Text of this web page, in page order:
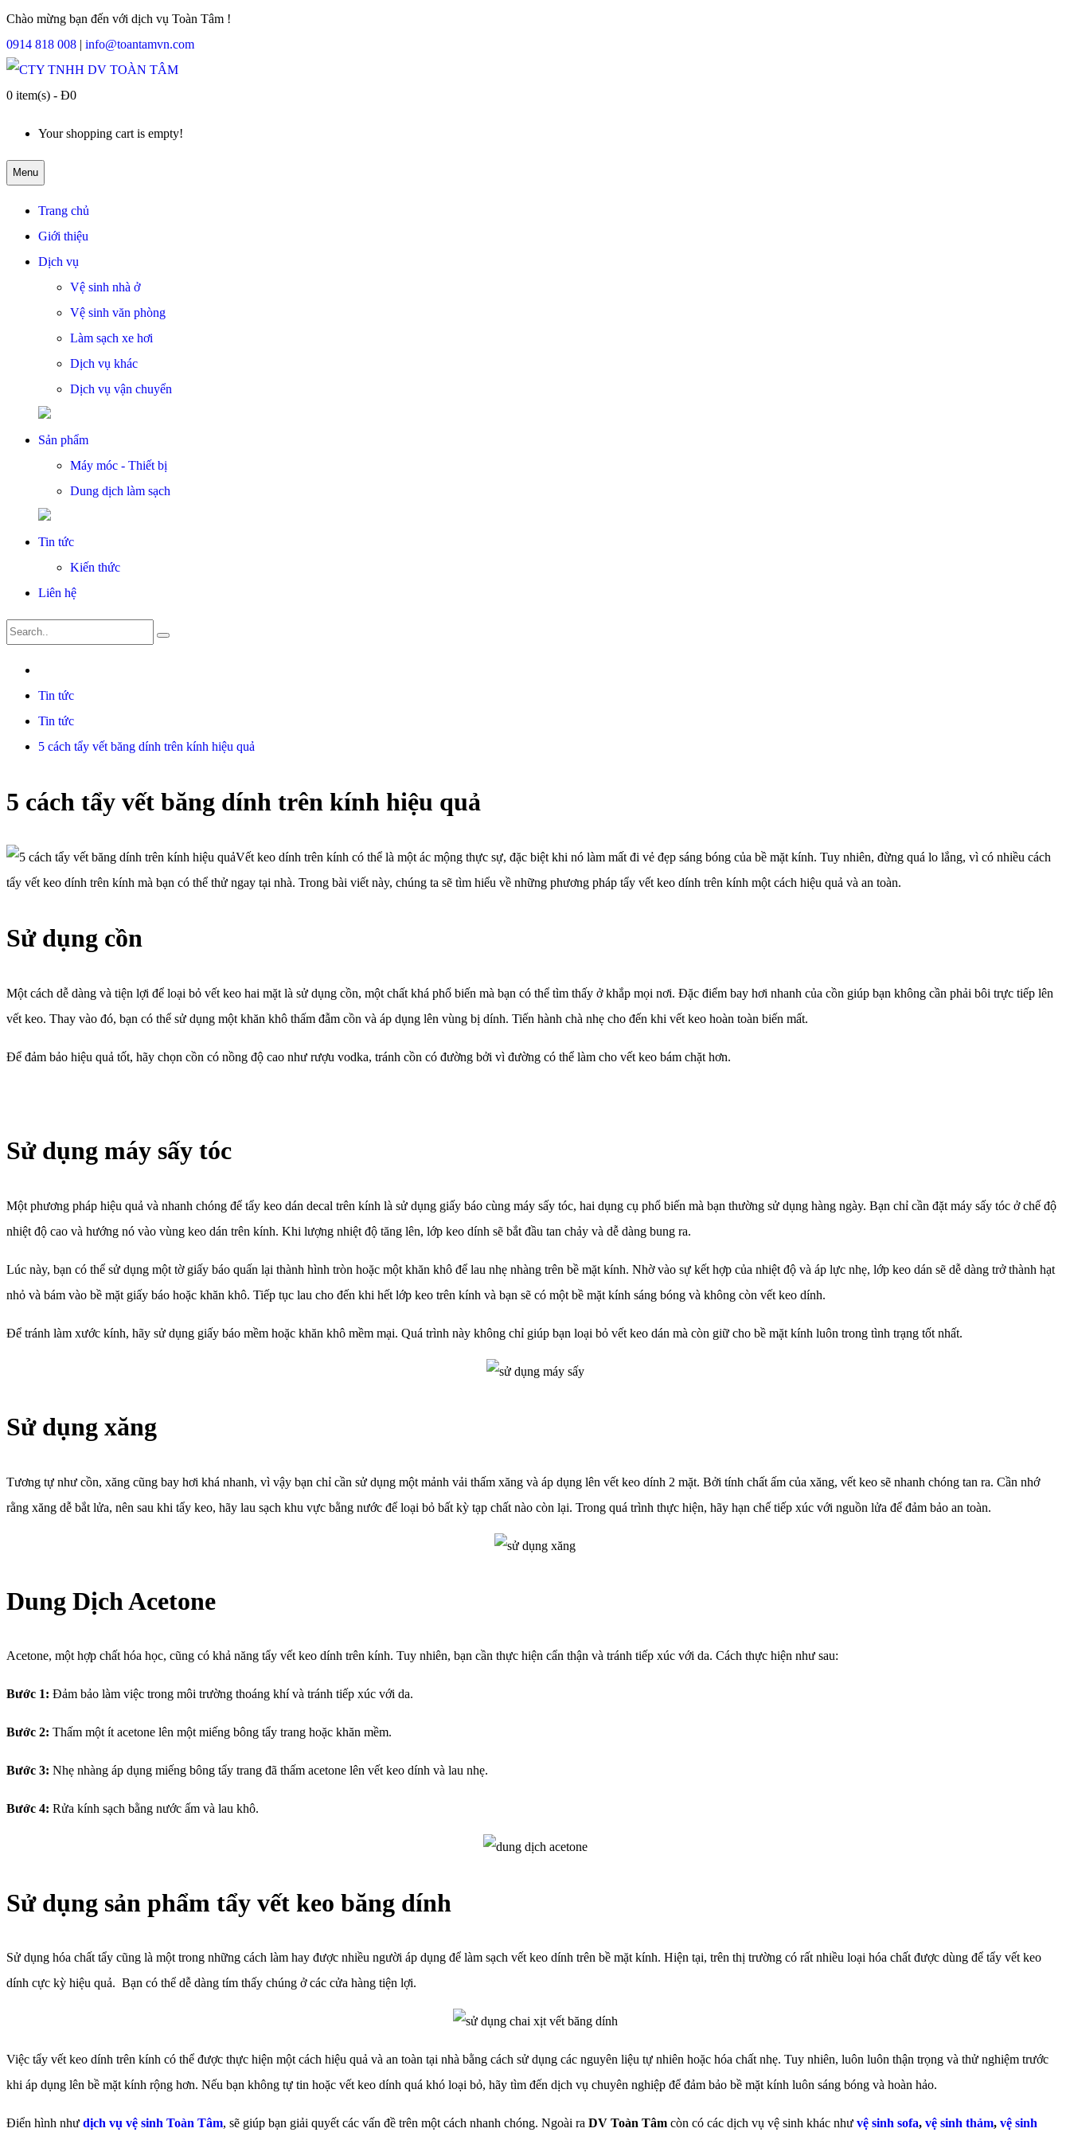
Chào mừng bạn đến với dịch vụ Toàn Tâm !
0914 818 008 | info@toantamvn.com
0 item(s) - Đ0
Your shopping cart is empty!
Menu
Trang chủ
Giới thiệu
Dịch vụ
Vệ sinh nhà ở
Vệ sinh văn phòng
Làm sạch xe hơi
Dịch vụ khác
Dịch vụ vận chuyển
Sản phẩm
Máy móc - Thiết bị
Dung dịch làm sạch
Tin tức
Kiến thức
Liên hệ
Tin tức
Tin tức
5 cách tẩy vết băng dính trên kính hiệu quả
5 cách tẩy vết băng dính trên kính hiệu quả
Vết keo dính trên kính có thể là một ác mộng thực sự, đặc biệt khi nó làm mất đi vẻ đẹp sáng bóng của bề mặt kính. Tuy nhiên, đừng quá lo lắng, vì có nhiều cách
tẩy vết keo dính trên kính mà bạn có thể thử ngay tại nhà. Trong bài viết này, chúng ta sẽ tìm hiểu về những phương pháp tẩy vết keo dính trên kính một cách hiệu quả và an toàn.
Sử dụng cồn
Một cách dễ dàng và tiện lợi để loại bỏ vết keo hai mặt là sử dụng cồn, một chất khá phổ biến mà bạn có thể tìm thấy ở khắp mọi nơi. Đặc điểm bay hơi nhanh của cồn giúp bạn không cần phải bôi trực tiếp lên
vết keo. Thay vào đó, bạn có thể sử dụng một khăn khô thấm đẫm cồn và áp dụng lên vùng bị dính. Tiến hành chà nhẹ cho đến khi vết keo hoàn toàn biến mất.
Để đảm bảo hiệu quả tốt, hãy chọn cồn có nồng độ cao như rượu vodka, tránh cồn có đường bởi vì đường có thể làm cho vết keo bám chặt hơn.
Sử dụng máy sấy tóc
Một phương pháp hiệu quả và nhanh chóng để tẩy keo dán decal trên kính là sử dụng giấy báo cùng máy sấy tóc, hai dụng cụ phổ biến mà bạn thường sử dụng hàng ngày. Bạn chỉ cần đặt máy sấy tóc ở chế độ
nhiệt độ cao và hướng nó vào vùng keo dán trên kính. Khi lượng nhiệt độ tăng lên, lớp keo dính sẽ bắt đầu tan chảy và dễ dàng bung ra.
Lúc này, bạn có thể sử dụng một tờ giấy báo quấn lại thành hình tròn hoặc một khăn khô để lau nhẹ nhàng trên bề mặt kính. Nhờ vào sự kết hợp của nhiệt độ và áp lực nhẹ, lớp keo dán sẽ dễ dàng trở thành hạt
nhỏ và bám vào bề mặt giấy báo hoặc khăn khô. Tiếp tục lau cho đến khi hết lớp keo trên kính và bạn sẽ có một bề mặt kính sáng bóng và không còn vết keo dính.
Để tránh làm xước kính, hãy sử dụng giấy báo mềm hoặc khăn khô mềm mại. Quá trình này không chỉ giúp bạn loại bỏ vết keo dán mà còn giữ cho bề mặt kính luôn trong tình trạng tốt nhất.
Sử dụng xăng
Tương tự như cồn, xăng cũng bay hơi khá nhanh, vì vậy bạn chỉ cần sử dụng một mảnh vải thấm xăng và áp dụng lên vết keo dính 2 mặt. Bởi tính chất ấm của xăng, vết keo sẽ nhanh chóng tan ra. Cần nhớ
rằng xăng dễ bắt lửa, nên sau khi tẩy keo, hãy lau sạch khu vực bằng nước để loại bỏ bất kỳ tạp chất nào còn lại. Trong quá trình thực hiện, hãy hạn chế tiếp xúc với nguồn lửa để đảm bảo an toàn.
Dung Dịch Acetone
Acetone, một hợp chất hóa học, cũng có khả năng tẩy vết keo dính trên kính. Tuy nhiên, bạn cần thực hiện cẩn thận và tránh tiếp xúc với da. Cách thực hiện như sau:
Bước 1: Đảm bảo làm việc trong môi trường thoáng khí và tránh tiếp xúc với da.
Bước 2: Thấm một ít acetone lên một miếng bông tẩy trang hoặc khăn mềm.
Bước 3: Nhẹ nhàng áp dụng miếng bông tẩy trang đã thấm acetone lên vết keo dính và lau nhẹ.
Bước 4: Rửa kính sạch bằng nước ấm và lau khô.
Sử dụng sản phẩm tẩy vết keo băng dính
Sử dụng hóa chất tẩy cũng là một trong những cách làm hay được nhiều người áp dụng để làm sạch vết keo dính trên bề mặt kính. Hiện tại, trên thị trường có rất nhiều loại hóa chất được dùng để tẩy vết keo
dính cực kỳ hiệu quả. Bạn có thể dễ dàng tím thấy chúng ở các cửa hàng tiện lợi.
Việc tẩy vết keo dính trên kính có thể được thực hiện một cách hiệu quả và an toàn tại nhà bằng cách sử dụng các nguyên liệu tự nhiên hoặc hóa chất nhẹ. Tuy nhiên, luôn luôn thận trọng và thử nghiệm trước
khi áp dụng lên bề mặt kính rộng hơn. Nếu bạn không tự tin hoặc vết keo dính quá khó loại bỏ, hãy tìm đến dịch vụ chuyên nghiệp để đảm bảo bề mặt kính luôn sáng bóng và hoàn hảo.
Điển hình như dịch vụ vệ sinh Toàn Tâm, sẽ giúp bạn giải quyết các vấn đề trên một cách nhanh chóng. Ngoài ra DV Toàn Tâm còn có các dịch vụ vệ sinh khác như vệ sinh sofa, vệ sinh thảm, vệ sinh